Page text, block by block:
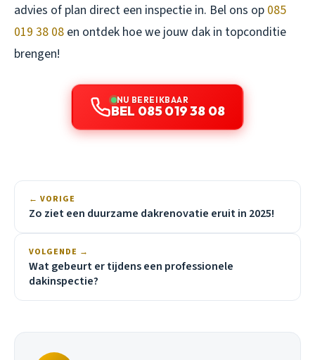
advies of plan direct een inspectie in. Bel ons op 085
019 38 08 en ontdek hoe we jouw dak in topconditie
brengen!
NU BEREIKBAAR
BEL 085 019 38 08
← VORIGE
Zo ziet een duurzame dakrenovatie eruit in 2025!
VOLGENDE →
Wat gebeurt er tijdens een professionele
dakinspectie?